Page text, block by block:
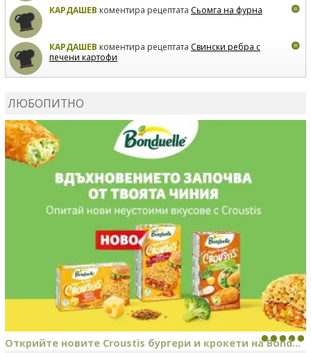
КАРДАШЕВ коментира рецептата Сьомга на фурна
КАРДАШЕВ коментира рецептата Свински ребра с
печени картофи
MARINA_VITAкоментира рецептатаКиноа със
зеленчуци
ЛЮБОПИТНО
Открийте новите Croustis бургери и крокети на Bond...